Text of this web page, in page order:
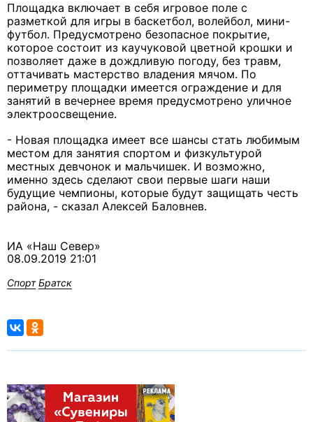
Площадка включает в себя игровое поле с
разметкой для игры в баскетбол, волейбол, мини-
футбол. Предусмотрено безопасное покрытие,
которое состоит из каучуковой цветной крошки и
позволяет даже в дождливую погоду, без травм,
оттачивать мастерство владения мячом. По
периметру площадки имеется ограждение и для
занятий в вечернее время предусмотрено уличное
электроосвещение.
- Новая площадка имеет все шансы стать любимым
местом для занятия спортом и физкультурой
местных девчонок и мальчишек. И возможно,
именно здесь сделают свои первые шаги наши
будущие чемпионы, которые будут защищать честь
района, - сказал Алексей Баловнев.
ИА «Наш Север»
08.09.2019 21:01
Спорт Братск